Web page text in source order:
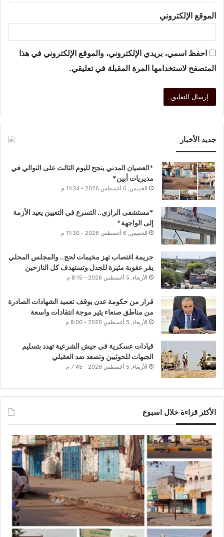
الموقع الإلكتروني
احفظ اسمي، بريدي الإلكتروني، والموقع الإلكتروني في هذا
المتصفح لاستخدامها المرة المقبلة في تعليقي.
جديد الأخبار
*العصيان المدني ينجح لليوم الثالث على التوالي في
مديريات أبين*
الخميس, 6 أغسطس 2026 - 11:34 م
*مستشفى الرازي.. التسرع في التعيين يعيد الأزمة
إلى الواجهة*
الخميس, 6 أغسطس 2026 - 11:30 م
جريمة اغتصاب تهز مخيمات لحج.. والمجلس المحلي
يقر عقوبة مثيرة للجدل وتستهدف كل النازحين
الأربعاء, 5 أغسطس 2026 - 8:15 م
قرار من حكومة عدن بوقف تعميد الشهادات الصادرة
من مناطق صنعاء يثير موجة انتقادات واسعة
الأربعاء, 5 أغسطس 2026 - 8:00 م
قيادات عسكرية في جيش الشرعية تهدد بتسليم
الجبهات للحوثيين وتصعد ضد العقيلي
الأربعاء, 5 أغسطس 2026 - 7:45 م
الأكثر قراءة خلال اسبوع